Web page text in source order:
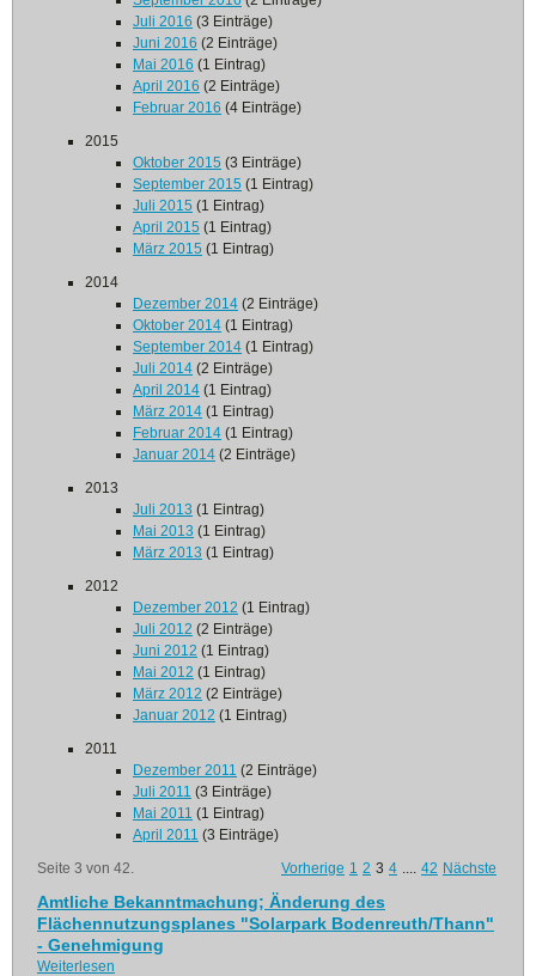
Juli 2016 (3 Einträge)
Juni 2016 (2 Einträge)
Mai 2016 (1 Eintrag)
April 2016 (2 Einträge)
Februar 2016 (4 Einträge)
2015
Oktober 2015 (3 Einträge)
September 2015 (1 Eintrag)
Juli 2015 (1 Eintrag)
April 2015 (1 Eintrag)
März 2015 (1 Eintrag)
2014
Dezember 2014 (2 Einträge)
Oktober 2014 (1 Eintrag)
September 2014 (1 Eintrag)
Juli 2014 (2 Einträge)
April 2014 (1 Eintrag)
März 2014 (1 Eintrag)
Februar 2014 (1 Eintrag)
Januar 2014 (2 Einträge)
2013
Juli 2013 (1 Eintrag)
Mai 2013 (1 Eintrag)
März 2013 (1 Eintrag)
2012
Dezember 2012 (1 Eintrag)
Juli 2012 (2 Einträge)
Juni 2012 (1 Eintrag)
Mai 2012 (1 Eintrag)
März 2012 (2 Einträge)
Januar 2012 (1 Eintrag)
2011
Dezember 2011 (2 Einträge)
Juli 2011 (3 Einträge)
Mai 2011 (1 Eintrag)
April 2011 (3 Einträge)
Seite 3 von 42.
Vorherige 1 2 3 4 .... 42 Nächste
Amtliche Bekanntmachung; Änderung des
Flächennutzungsplanes "Solarpark Bodenreuth/Thann"
- Genehmigung
Weiterlesen